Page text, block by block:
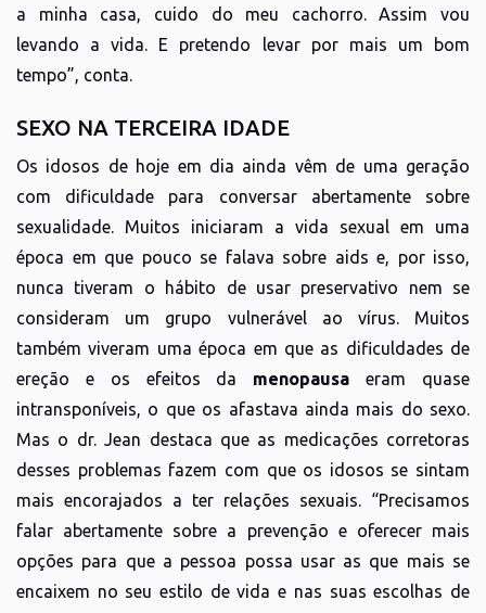
a minha casa, cuido do meu cachorro. Assim vou
levando a vida. E pretendo levar por mais um bom
tempo”, conta.
SEXO NA TERCEIRA IDADE
Os idosos de hoje em dia ainda vêm de uma geração
com dificuldade para conversar abertamente sobre
sexualidade. Muitos iniciaram a vida sexual em uma
época em que pouco se falava sobre aids e, por isso,
nunca tiveram o hábito de usar preservativo nem se
consideram um grupo vulnerável ao vírus. Muitos
também viveram uma época em que as dificuldades de
ereção e os efeitos da menopausaeram quase
intransponíveis, o que os afastava ainda mais do sexo.
Mas o dr. Jean destaca que as medicações corretoras
desses problemas fazem com que os idosos se sintam
mais encorajados a ter relações sexuais. “Precisamos
falar abertamente sobre a prevenção e oferecer mais
opções para que a pessoa possa usar as que mais se
encaixem no seu estilo de vida e nas suas escolhas de